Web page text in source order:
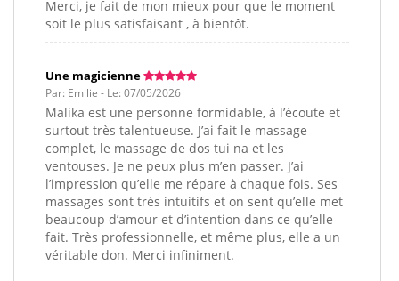
Merci, je fait de mon mieux pour que le moment
soit le plus satisfaisant , à bientôt.
Une magicienne
Par: Emilie - Le: 07/05/2026
Malika est une personne formidable, à l’écoute et
surtout très talentueuse. J’ai fait le massage
complet, le massage de dos tui na et les
ventouses. Je ne peux plus m’en passer. J’ai
l’impression qu’elle me répare à chaque fois. Ses
massages sont très intuitifs et on sent qu’elle met
beaucoup d’amour et d’intention dans ce qu’elle
fait. Très professionnelle, et même plus, elle a un
véritable don. Merci infiniment.